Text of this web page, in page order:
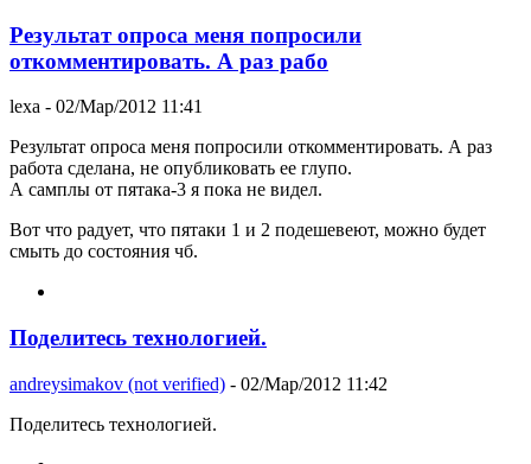
Результат опроса меня попросили
откомментировать. А раз рабо
lexa - 02/Мар/2012 11:41
Результат опроса меня попросили откомментировать. А раз
работа сделана, не опубликовать ее глупо.
А самплы от пятака-3 я пока не видел.
Вот что радует, что пятаки 1 и 2 подешевеют, можно будет
смыть до состояния чб.
Поделитесь технологией.
andreysimakov (not verified) - 02/Мар/2012 11:42
Поделитесь технологией.